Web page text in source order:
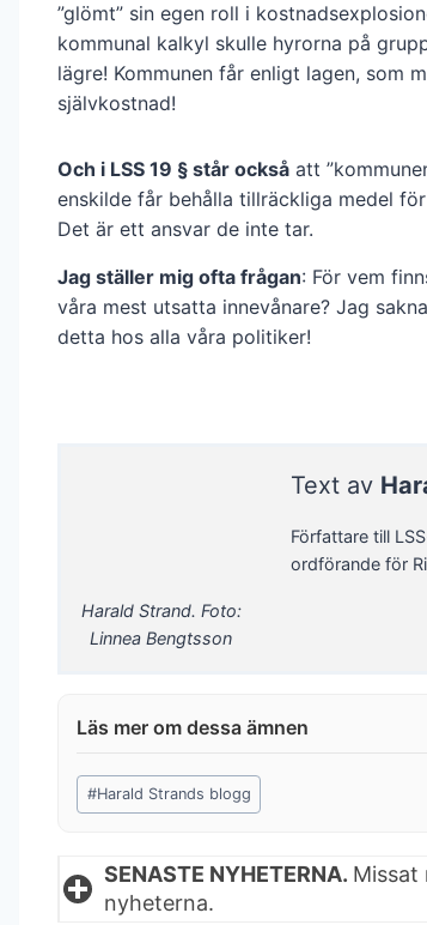
”glömt” sin egen roll i
kommunal kalkyl skulle hyrorna på
lägre! Kommunen får enligt lagen, som
självkostnad!
Och i LSS 19 § står också att
enskilde får behålla tillräckliga medel
Det är ett ansvar de inte tar.
Jag ställer mig ofta frågan: För vem
våra mest utsatta innevånare? Jag
detta hos alla våra politiker!
Harald Strand. Foto:
Linnea Bengtsson
Text av
Författare till
ordförande för
Post
Tags:
#Harald Strands blogg
SENASTE NYHETERNA. Missat
nyheterna.